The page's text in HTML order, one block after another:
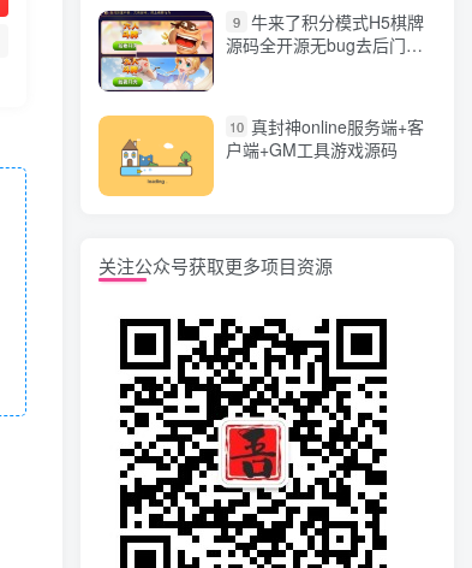
9 牛来了积分模式H5棋牌
源码全开源无bug去后门无
10 真封神online服务端+客
户端+GM工具游戏源码
关注公众号获取更多项目资源